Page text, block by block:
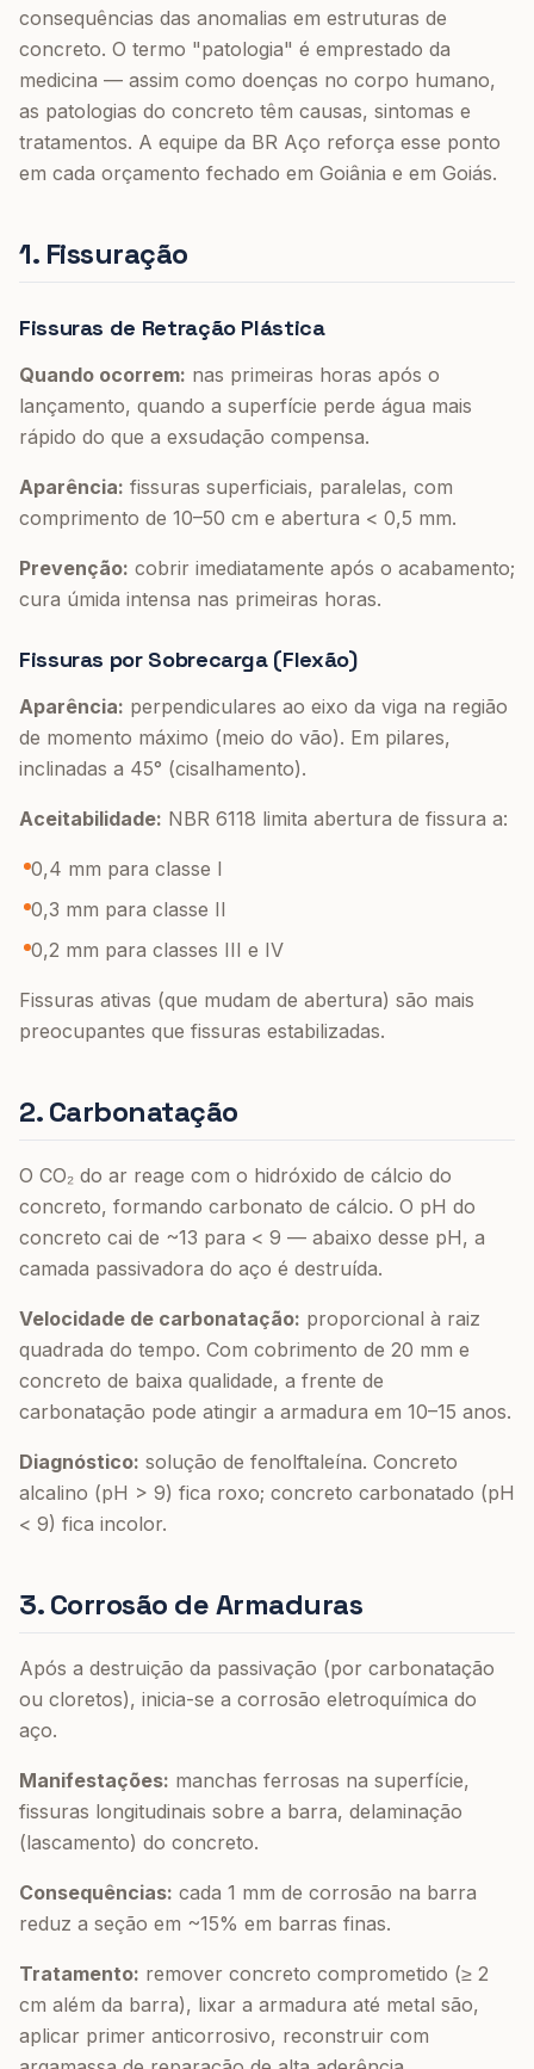
consequências das anomalias em estruturas de
concreto. O termo "patologia" é emprestado da
medicina — assim como doenças no corpo humano,
as patologias do concreto têm causas, sintomas e
tratamentos. A equipe da BR Aço reforça esse ponto
em cada orçamento fechado em Goiânia e em Goiás.
1. Fissuração
Fissuras de Retração Plástica
Quando ocorrem: nas primeiras horas após o
lançamento, quando a superfície perde água mais
rápido do que a exsudação compensa.
Aparência: fissuras superficiais, paralelas, com
comprimento de 10–50 cm e abertura < 0,5 mm.
Prevenção: cobrir imediatamente após o acabamento;
cura úmida intensa nas primeiras horas.
Fissuras por Sobrecarga (Flexão)
Aparência: perpendiculares ao eixo da viga na região
de momento máximo (meio do vão). Em pilares,
inclinadas a 45° (cisalhamento).
Aceitabilidade: NBR 6118 limita abertura de fissura a:
0,4 mm para classe I
0,3 mm para classe II
0,2 mm para classes III e IV
Fissuras ativas (que mudam de abertura) são mais
preocupantes que fissuras estabilizadas.
2. Carbonatação
O CO₂ do ar reage com o hidróxido de cálcio do
concreto, formando carbonato de cálcio. O pH do
concreto cai de ~13 para < 9 — abaixo desse pH, a
camada passivadora do aço é destruída.
Velocidade de carbonatação: proporcional à raiz
quadrada do tempo. Com cobrimento de 20 mm e
concreto de baixa qualidade, a frente de
carbonatação pode atingir a armadura em 10–15 anos.
Diagnóstico: solução de fenolftaleína. Concreto
alcalino (pH > 9) fica roxo; concreto carbonatado (pH
< 9) fica incolor.
3. Corrosão de Armaduras
Após a destruição da passivação (por carbonatação
ou cloretos), inicia-se a corrosão eletroquímica do
aço.
Manifestações: manchas ferrosas na superfície,
fissuras longitudinais sobre a barra, delaminação
(lascamento) do concreto.
Consequências: cada 1 mm de corrosão na barra
reduz a seção em ~15% em barras finas.
Tratamento: remover concreto comprometido (≥ 2
cm além da barra), lixar a armadura até metal são,
aplicar primer anticorrosivo, reconstruir com